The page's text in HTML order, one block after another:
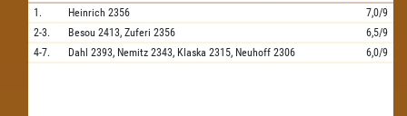
1. Heinrich 2356
7,0/9
2-3.
Besou 2413, Zuferi 2356
6,5/9
4-7.
Dahl 2393, Nemitz 2343, Klaska 2315, Neuhoff 2306 6,0/9